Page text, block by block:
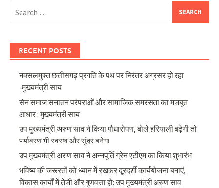
for:
RECENT POSTS
नक्सलमुक्त छत्तीसगढ़ प्रगति के पथ पर निरंतर अग्रसर हो रहा
-मुख्यमंत्री साय
सेन समाज सनातन परंपराओं और सामाजिक समरसता का मजबूत
आधार : मुख्यमंत्री साय
उप मुख्यमंत्री अरुण साव ने किया पौधारोपण, बोले हरियाली बढ़ेगी तो
पर्यावरण भी स्वस्थ और सुंदर बनेगा
उप मुख्यमंत्री अरुण साव ने अन्नपूर्ति ग्रेन एटीएम का किया शुभारंभ
भविष्य की जरूरतों को ध्यान में रखकर दूरदर्शी कार्ययोजना बनाएं,
विकास कार्यों में तेजी और गुणवत्ता हो: उप मुख्यमंत्री अरुण साव